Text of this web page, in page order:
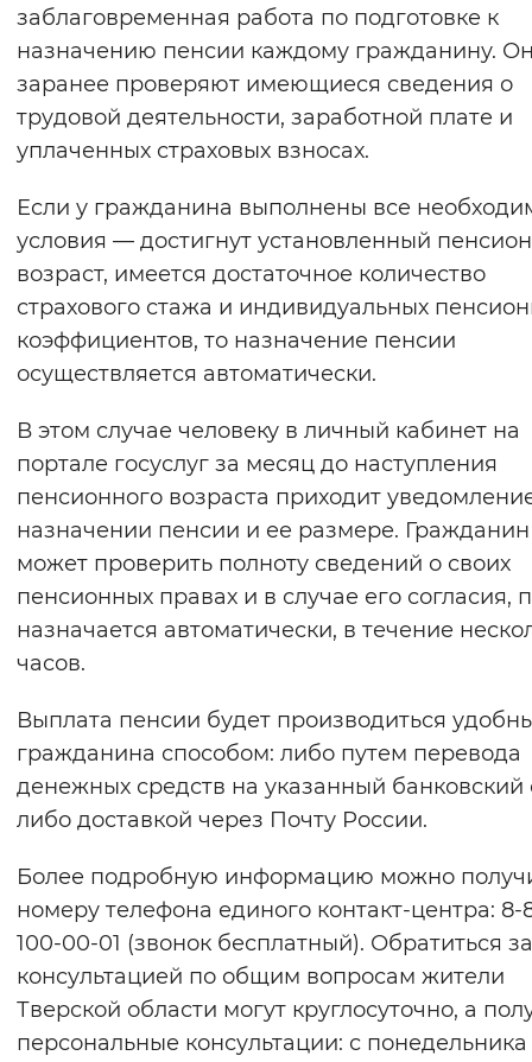
заблаговременная работа по подготовке к
назначению пенсии каждому гражданину.
заранее проверяют имеющиеся сведения о
трудовой деятельности, заработной плате и
уплаченных страховых взносах.
Если у гражданина выполнены все
условия — достигнут установленный
возраст, имеется достаточное количество
страхового стажа и индивидуальных
коэффициентов, то назначение пенсии
осуществляется автоматически.
В этом случае человеку в личный кабинет на
портале госуслуг за месяц до наступления
пенсионного возраста приходит
назначении пенсии и ее размере. Гражданин
может проверить полноту сведений о своих
пенсионных правах и в случае его согласия,
назначается автоматически, в течение
часов.
Выплата пенсии будет производиться
гражданина способом: либо путем перевода
денежных средств на указанный банковский
либо доставкой через Почту России.
Более подробную информацию можно
номеру телефона единого контакт-центра: 8-
100-00-01 (звонок бесплатный). Обратиться за
консультацией по общим вопросам жители
Тверской области могут круглосуточно, а
персональные консультации: с